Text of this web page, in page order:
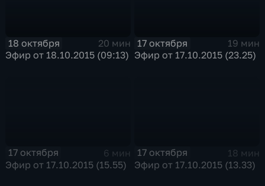
18 октября
20 мин
Эфир от 18.10.2015 (09:13)
17 октября
19 мин
Эфир от 17.10.2015 (23.25)
17 октября
6 мин
Эфир от 17.10.2015 (15.55)
17 октября
18 мин
Эфир от 17.10.2015 (13.33)